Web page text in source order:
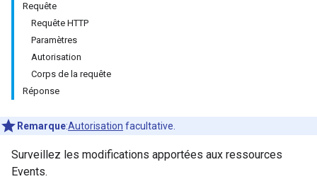
Requête
Requête HTTP
Paramètres
Autorisation
Corps de la requête
Réponse
Remarque:Autorisation facultative.
Surveillez les modifications apportées aux ressources
Events.